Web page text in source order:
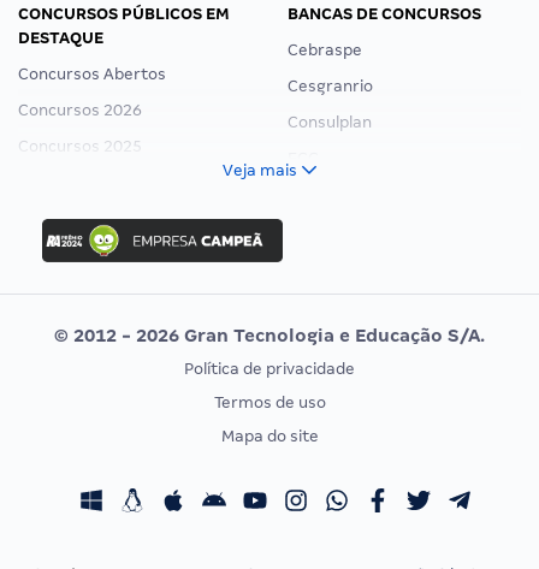
CONCURSOS PÚBLICOS EM
DESTAQUE
Concursos Abertos
Concursos 2026
Concursos 2025
Concurso Ibama
Concurso MPU
Editais publicados
BANCAS DE CONCURSOS
Cebraspe
Cesgranrio
Consulplan
Vunesp
CONCURSOS POR PROFISSÃO
Concursos Fiscais
EXAME DE ORDEM
Calendário OAB
Veja mais
© 2012 - 2026 Gran Tecnologia e Educação S/A.
Política de privacidade
Termos de uso
Mapa do site